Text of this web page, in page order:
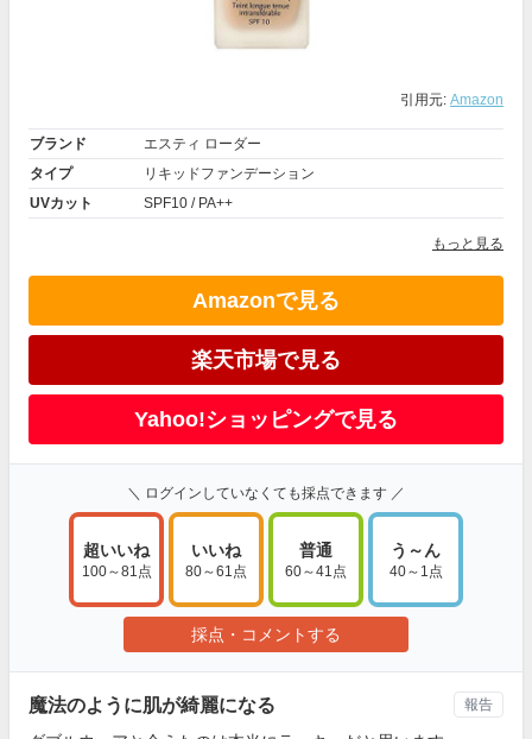
引用元: Amazon
ブランド
エスティ ローダー
タイプ
リキッドファンデーション
UVカット
SPF10 / PA++
もっと見る
Amazonで見る
楽天市場で見る
Yahoo!ショッピングで見る
＼ ログインしていなくても採点できます ／
超いいね
100～81点
いいね
80～61点
普通
60～41点
う～ん
40～1点
採点・コメントする
魔法のように肌が綺麗になる 報告